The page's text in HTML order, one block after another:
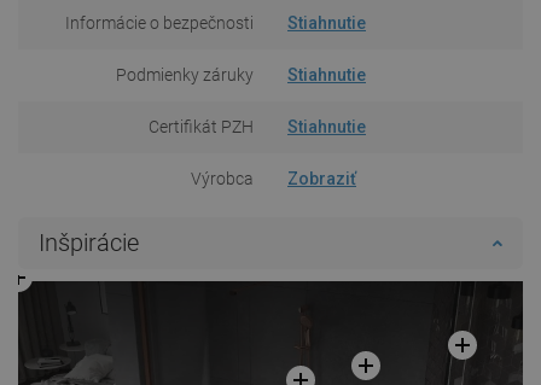
Informácie o bezpečnosti Stiahnutie
Podmienky záruky Stiahnutie
Certifikát PZH Stiahnutie
Výrobca Zobraziť
Inšpirácie